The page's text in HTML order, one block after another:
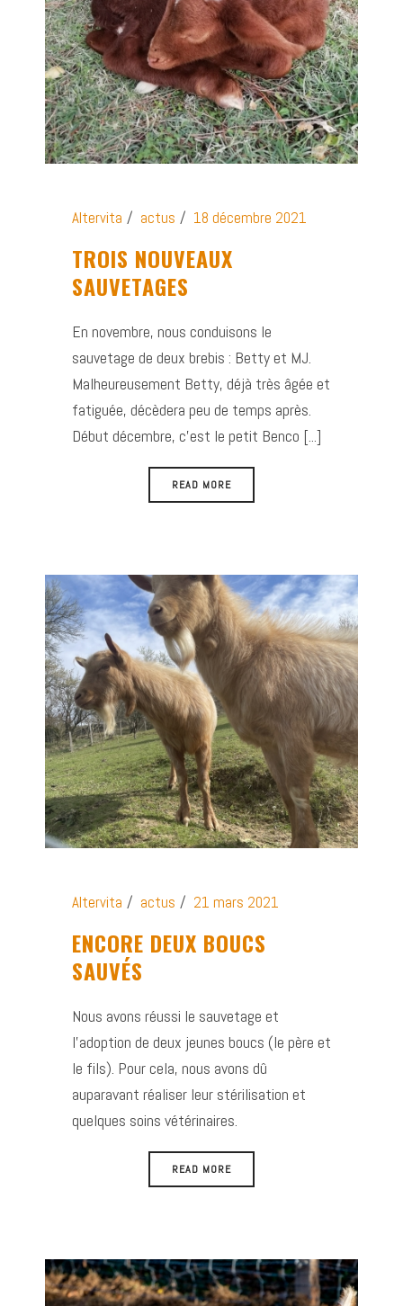
Altervita actus 18 décembre 2021
TROIS NOUVEAUX
SAUVETAGES
En novembre, nous conduisons le
sauvetage de deux brebis : Betty et MJ.
Malheureusement Betty, déjà très âgée et
fatiguée, décèdera peu de temps après.
Début décembre, c’est le petit Benco [...]
READ MORE
Altervita actus 21 mars 2021
ENCORE DEUX BOUCS
SAUVÉS
Nous avons réussi le sauvetage et
l’adoption de deux jeunes boucs (le père et
le fils). Pour cela, nous avons dû
auparavant réaliser leur stérilisation et
quelques soins vétérinaires.
READ MORE